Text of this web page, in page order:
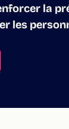
la
les